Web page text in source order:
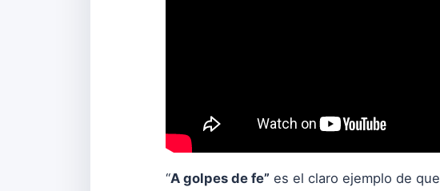
“A golpes de fe” es el claro ejemplo de que